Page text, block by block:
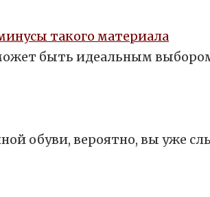
такого материала
быть идеальным
обуви, вероятно, вы уже